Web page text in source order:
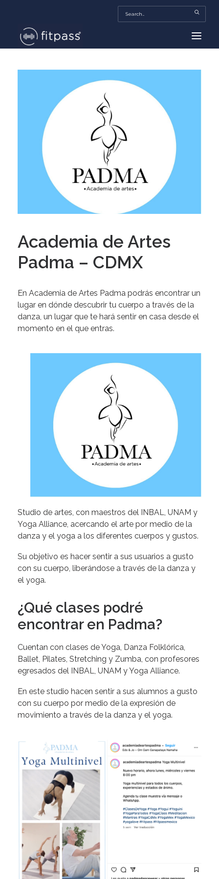
HOME
BEAUTY
FITPASS TV
FITBIZ
TRENDS
Academia de Artes
Padma – CDMX
En Academia de Artes Padma podrás encontrar un
lugar en dónde descubrir tu cuerpo a través de la
danza, un lugar que te hará sentir en casa desde el
momento en el que entras.
Studio de artes, con maestros del INBAL, UNAM y
Yoga Alliance, acercando el arte por medio de la
danza y el yoga a los diferentes cuerpos y gustos.
Su objetivo es hacer sentir a sus usuarios a gusto
con su cuerpo, liberándose a través de la danza y
el yoga.
¿Qué clases podré
encontrar en Padma?
Cuentan con clases de Yoga, Danza Folklórica,
Ballet, Pilates, Stretching y Zumba, con profesores
egresados del INBAL, UNAM y Yoga Alliance.
En este studio hacen sentir a sus alumnos a gusto
con su cuerpo por medio de la expresión de
movimiento a través de la danza y el yoga.